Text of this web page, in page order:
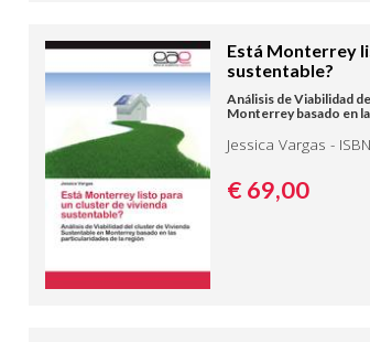
Está Monterrey
sustentable?
Análisis de Viabilidad
Monterrey basado en
Jessica Vargas -
€ 69,00